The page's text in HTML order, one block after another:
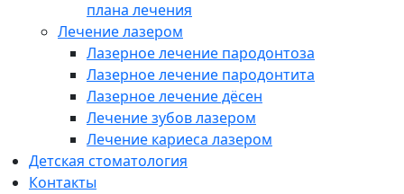
плана лечения
Лечение лазером
Лазерное лечение пародонтоза
Лазерное лечение пародонтита
Лазерное лечение дёсен
Лечение зубов лазером
Лечение кариеса лазером
Детская стоматология
Контакты